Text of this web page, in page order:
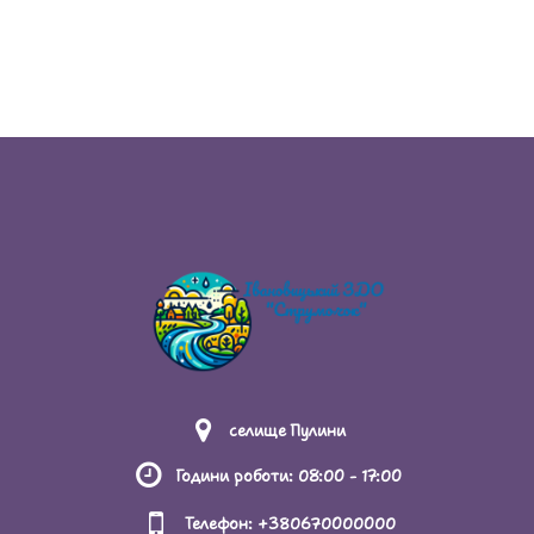
РІЧНИЙ ЗВІТ ПРО ДІЯЛЬНІСТЬ ЗАКЛАДУ
РОЗМІР ПЛАТИ ЗА НАВЧАННЯ ЗДОБУВАЧІВ
СТАТУТ ЗАКЛАДУ ОСВІТИ
СТРУКТУРА ТА ОРГАНИ УПРАВЛІННЯ ЗАКЛАДУ
селище Пулини
Години роботи: 08:00 - 17:00
Телефон: +380670000000